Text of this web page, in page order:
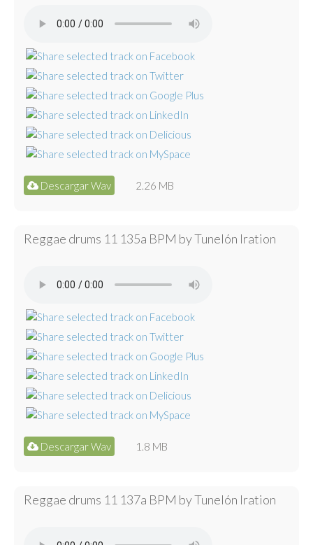
Descargar Wav 2.26 MB
Reggae drums 11 135a BPM by Tunelón Iration
Descargar Wav 1.8 MB
Reggae drums 11 137a BPM by Tunelón Iration